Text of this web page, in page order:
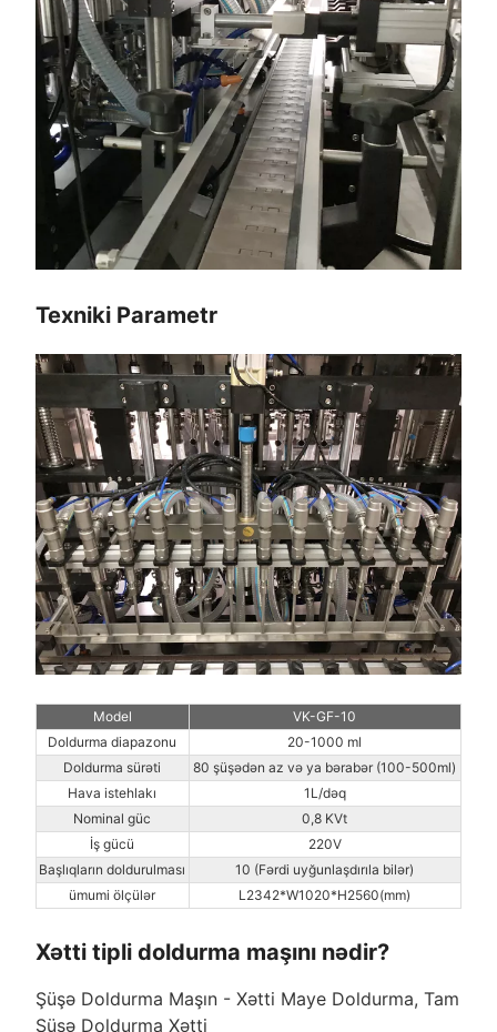
Texniki Parametr
Model
VK-GF-10
Doldurma diapazonu
20-1000 ml
Doldurma sürəti
80 şüşədən az və ya bərabər (100-500ml)
Hava istehlakı
1L/dəq
Nominal güc
0,8 KVt
İş gücü
220V
Başlıqların doldurulması
10 (Fərdi uyğunlaşdırıla bilər)
ümumi ölçülər
L2342*W1020*H2560(mm)
Xətti tipli doldurma maşını nədir?
Şüşə Doldurma Maşın - Xətti Maye Doldurma, Tam
Şüşə Doldurma Xətti